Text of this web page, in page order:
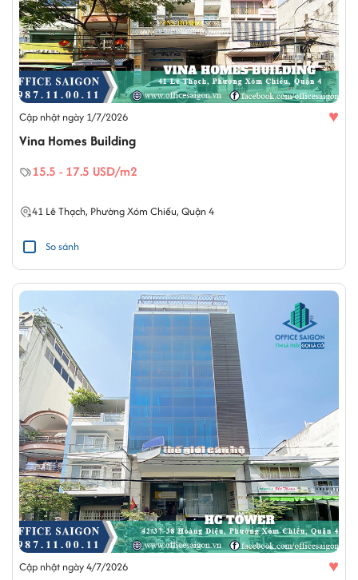
Cập nhật ngày 1/7/2026 ♥
Vina Homes Building
15.5 - 17.5 USD/m2
41 Lê Thạch, Phường Xóm Chiếu, Quận 4
So sánh
Cập nhật ngày 4/7/2026 ♥